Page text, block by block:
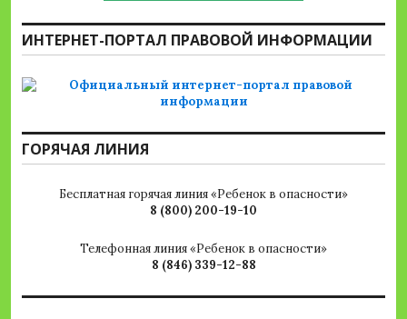
ИНТЕРНЕТ-ПОРТАЛ ПРАВОВОЙ ИНФОРМАЦИИ
ГОРЯЧАЯ ЛИНИЯ
Бесплатная горячая линия «Ребенок в опасности»
8 (800) 200-19-10
Телефонная линия «Ребенок в опасности»
8 (846) 339-12-88